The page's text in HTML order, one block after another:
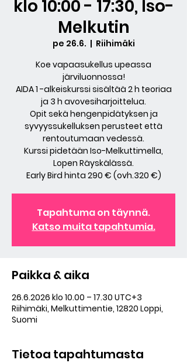
klo 10:00 - 17:30, Iso-
Melkutin
pe 26.6.
  |
Riihimäki
Koe vapaasukellus upeassa
järviluonnossa!
AIDA 1 -alkeiskurssi sisältää 2 h teoriaa
ja 3 h avovesiharjoittelua.
Opit sekä hengenpidätyksen ja
syvyyssukelluksen perusteet että
rentoutumaan vedessä.
Kurssi pidetään Iso-Melkuttimella,
Lopen Räyskälässä.
Early Bird hinta 290 € (ovh.320 €)
Tapahtuma on täynnä.
Katso muita tapahtumia.
Paikka & aika
26.6.2026 klo 10.00 – 17.30 UTC+3
Riihimäki, Melkuttimentie, 12820 Loppi,
Suomi
Tietoa tapahtumasta